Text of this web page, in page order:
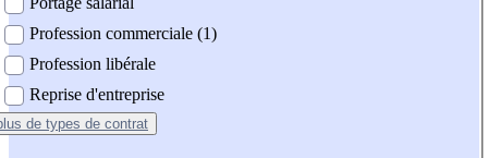
Profession commerciale (1)
Profession libérale
Reprise d'entreprise
de types de contrat